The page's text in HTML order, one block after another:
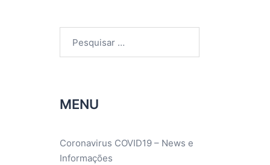
por:
MENU
Coronavirus COVID19 – News e
Informações